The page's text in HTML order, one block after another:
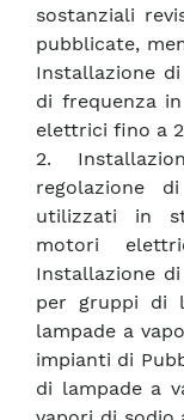
sostanziali
pubblicate,
Installazione
di frequenza
elettrici fino a
2.
regolazione
utilizzati in
motori
Installazione
per gruppi di
lampade a
impianti di
di lampade a